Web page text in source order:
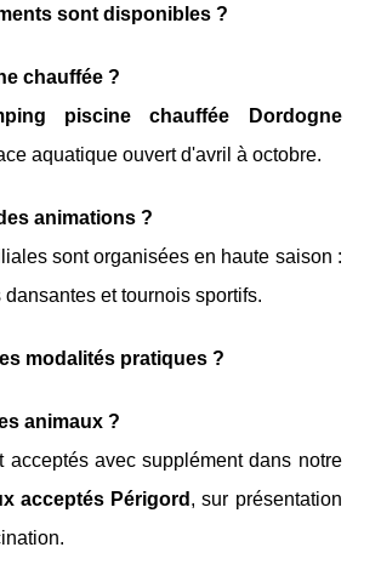
sont disponibles ?
chauffée ?
piscine chauffée Dordogne
aquatique ouvert d'avril à octobre.
animations ?
sont organisées en haute saison :
et tournois sportifs.
modalités pratiques ?
animaux ?
acceptés avec supplément dans notre
acceptés Périgord , sur présentation